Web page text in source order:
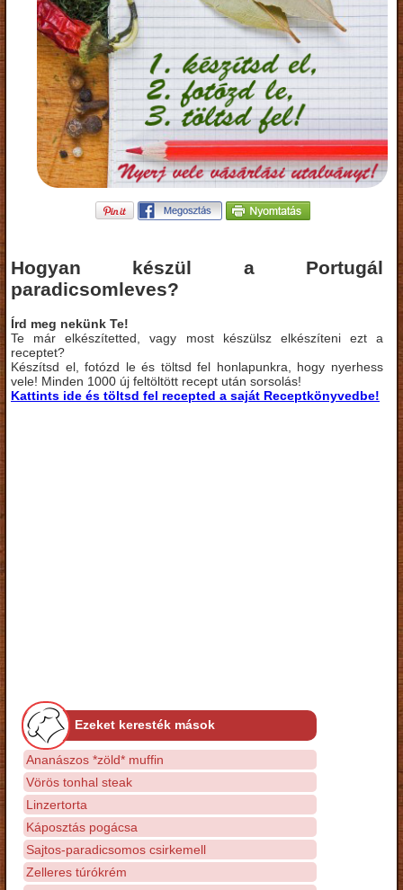
Hogyan készül a Portugál
paradicsomleves?
Írd meg nekünk Te!
Te már elkészítetted, vagy most készülsz elkészíteni ezt a
receptet?
Készítsd el, fotózd le és töltsd fel honlapunkra, hogy nyerhess
vele! Minden 1000 új feltöltött recept után sorsolás!
Kattints ide és töltsd fel recepted a saját Receptkönyvedbe!
Ezeket keresték mások
Ananászos *zöld* muffin
Vörös tonhal steak
Linzertorta
Káposztás pogácsa
Sajtos-paradicsomos csirkemell
Zelleres túrókrém